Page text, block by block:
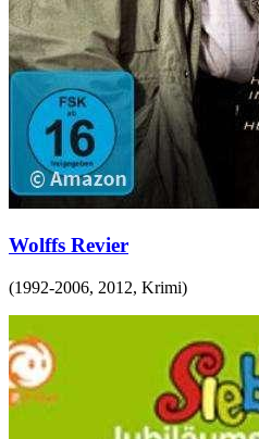
Wolffs Revier
(1992-2006, 2012, Krimi)